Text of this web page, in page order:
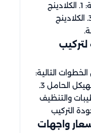
في جدة، هناك ثلاثة أنواع رئيسية: 1. الكلادينج
الألومنيوم 2. الكلادينج المركب 3. الكلادينج
التالية:
1. التخطيط والتصميم 2. إعداد الهيكل الحامل 3.
4. التشطيبات والتنظيف
واجهات